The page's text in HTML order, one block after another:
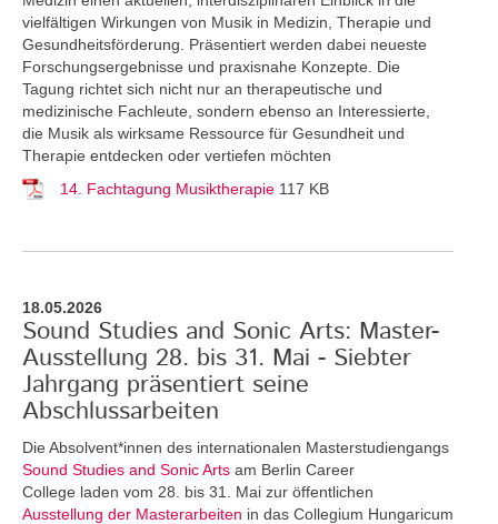
vielfältigen Wirkungen von Musik in Medizin, Therapie und
Gesundheitsförderung. Präsentiert werden dabei neueste
Forschungsergebnisse und praxisnahe Konzepte. Die
Tagung richtet sich nicht nur an therapeutische und
medizinische Fachleute, sondern ebenso an Interessierte,
die Musik als wirksame Ressource für Gesundheit und
Therapie entdecken oder vertiefen möchten
14. Fachtagung Musiktherapie 117 KB
18.05.2026
Sound Studies and Sonic Arts: Master-
Ausstellung 28. bis 31. Mai - Siebter
Jahrgang präsentiert seine
Abschlussarbeiten
Die Absolvent*innen des internationalen Masterstudiengangs
Sound Studies and Sonic Arts am Berlin Career
College laden vom 28. bis 31. Mai zur öffentlichen
Ausstellung der Masterarbeiten in das Collegium Hungaricum